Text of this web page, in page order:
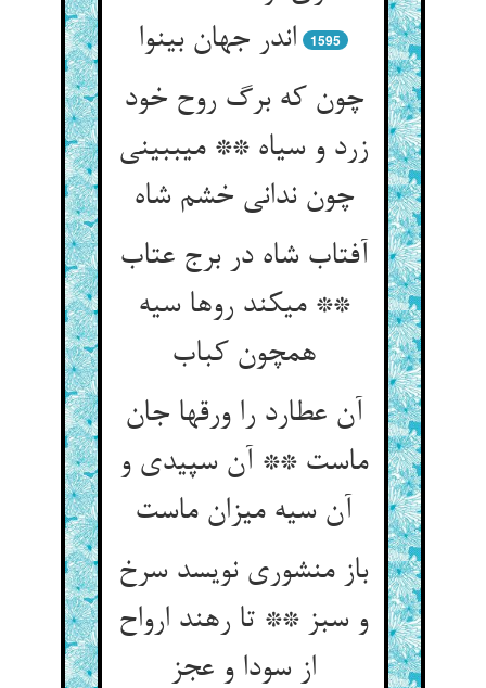
اندر جهان بی‏نوا
1595
چون که برگ روح خود
زرد و سیاه ** می‏ببینی
چون ندانی خشم شاه‏
آفتاب شاه در برج عتاب
** می‏کند روها سیه
همچون کباب‏
آن عطارد را ورقها جان
ماست ** آن سپیدی و
آن سیه میزان ماست‏
باز منشوری نویسد سرخ
و سبز ** تا رهند ارواح
از سودا و عجز